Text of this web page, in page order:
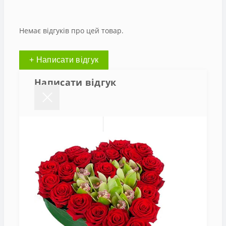
Немає відгуків про цей товар.
+ Написати відгук
Написати відгук